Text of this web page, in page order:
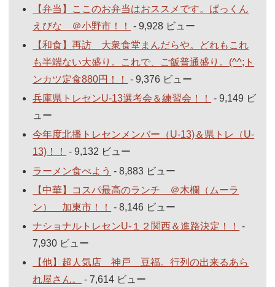
【弁当】ここのお弁当はおススメです。ぱっくん
えびな ＠小野市！！
- 9,928 ビュー
【和食】再訪 大衆食堂まんだらや。どれもこれ
も半端ない大盛り。これで、ご飯普通盛り。(^^;ト
ンカツ定食880円！！
- 9,376 ビュー
兵庫県トレセンU-13選考会＆練習会！！
- 9,149 ビ
ュー
今年度北播トレセンメンバー（U-13)＆県トレ（U-
13)！！
- 9,132 ビュー
ラーメン食べよう - 8,883 ビュー
【中華】コスパ最高のランチ ＠木欄（ムーラ
ン） 加東市！！
- 8,146 ビュー
ナショナルトレセンU-１２関西＆進路決定！！
-
7,930 ビュー
【他】超人気店 神戸 豆福。行列の出来るあら
れ屋さん。
- 7,614 ビュー